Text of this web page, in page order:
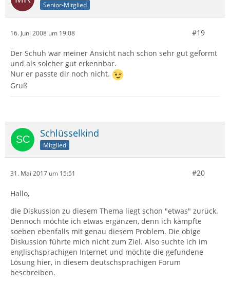
Senior-Mitglied
16. Juni 2008 um 19:08 #19
Der Schuh war meiner Ansicht nach schon sehr gut geformt
und als solcher gut erkennbar.
Nur er passte dir noch nicht.
Gruß
Schlüsselkind
Mitglied
31. Mai 2017 um 15:51 #20
Hallo,
die Diskussion zu diesem Thema liegt schon "etwas" zurück.
Dennoch möchte ich etwas ergänzen, denn ich kämpfte
soeben ebenfalls mit genau diesem Problem. Die obige
Diskussion führte mich nicht zum Ziel. Also suchte ich im
englischsprachigen Internet und möchte die gefundene
Lösung hier, in diesem deutschsprachigen Forum
beschreiben.